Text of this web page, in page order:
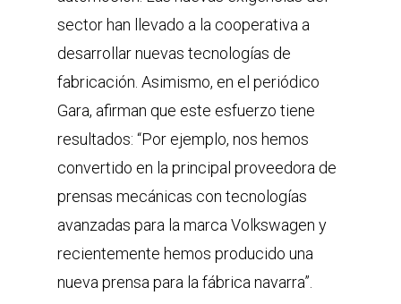
sector han llevado a la cooperativa a
desarrollar nuevas tecnologías de
fabricación. Asimismo, en el periódico
Gara, afirman que este esfuerzo tiene
resultados: “Por ejemplo, nos hemos
convertido en la principal proveedora de
prensas mecánicas con tecnologías
avanzadas para la marca Volkswagen y
recientemente hemos producido una
nueva prensa para la fábrica navarra”.